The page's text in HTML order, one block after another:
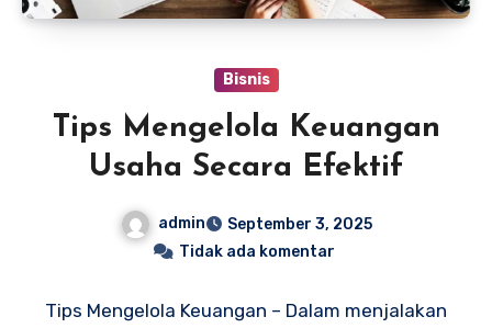
Bisnis
Tips Mengelola Keuangan
Usaha Secara Efektif
admin
September 3, 2025
Tidak ada komentar
Tips Mengelola Keuangan – Dalam menjalakan